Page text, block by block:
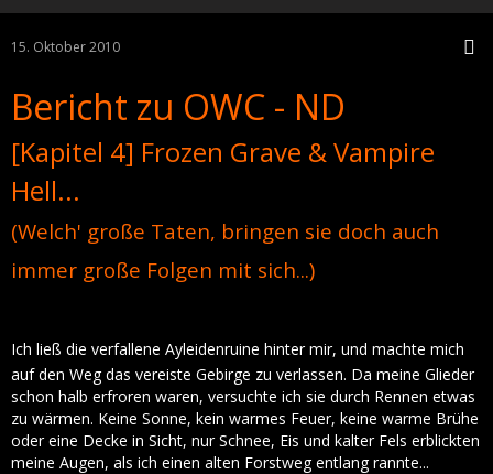
15. Oktober 2010
Bericht zu OWC - ND
[Kapitel 4] Frozen Grave & Vampire
Hell...
(Welch' große Taten, bringen sie doch auch
immer große Folgen mit sich...)
Ich ließ die verfallene Ayleidenruine hinter mir, und machte mich
auf den Weg das vereiste Gebirge zu verlassen. Da meine Glieder
schon halb erfroren waren, versuchte ich sie durch Rennen etwas
zu wärmen. Keine Sonne, kein warmes Feuer, keine warme Brühe
oder eine Decke in Sicht, nur Schnee, Eis und kalter Fels erblickten
meine Augen, als ich einen alten Forstweg entlang rannte...